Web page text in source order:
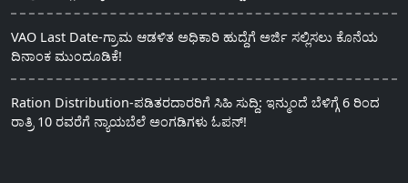
VAO Last Date-ಗ್ರಾಮ ಆಡಳಿತ ಅಧಿಕಾರಿ ಹುದ್ದೆಗೆ ಅರ್ಜಿ ಸಲ್ಲಿಸಲು ಕೊನೆಯ
ದಿನಾಂಕ ಮುಂದೂಡಿಕೆ!
Ration Distribution-ಪಡಿತರದಾರರಿಗೆ ಸಿಹಿ ಸುದ್ದಿ: ಇನ್ಮುಂದೆ ಬೆಳಿಗ್ಗೆ 6 ರಿಂದ
ರಾತ್ರಿ 10 ರವರೆಗೆ ನ್ಯಾಯಬೆಲೆ ಅಂಗಡಿಗಳು ಓಪನ್!